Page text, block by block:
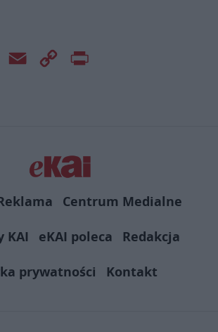
WhatsApp
Email
Copy
Centrum Medialne
KAI
eKAI poleca
Redakcja
prywatności
Kontakt